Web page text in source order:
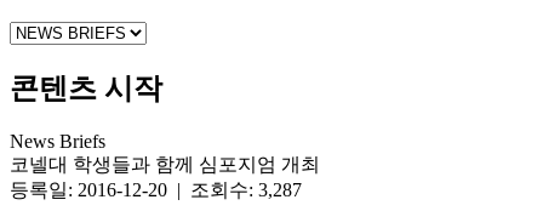
콘텐츠 시작
News Briefs
코넬대 학생들과 함께 심포지엄 개최
등록일: 2016-12-20 | 조회수: 3,287